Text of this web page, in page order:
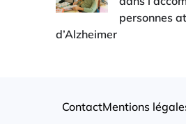
personnes
d’Alzheimer
ContactMentions